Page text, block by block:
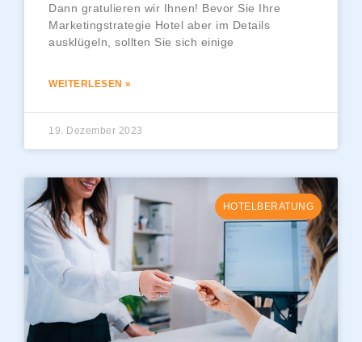
Dann gratulieren wir Ihnen! Bevor Sie Ihre
Marketingstrategie Hotel aber im Details
ausklügeln, sollten Sie sich einige
WEITERLESEN »
19. Dezember 2023
HOTELBERATUNG